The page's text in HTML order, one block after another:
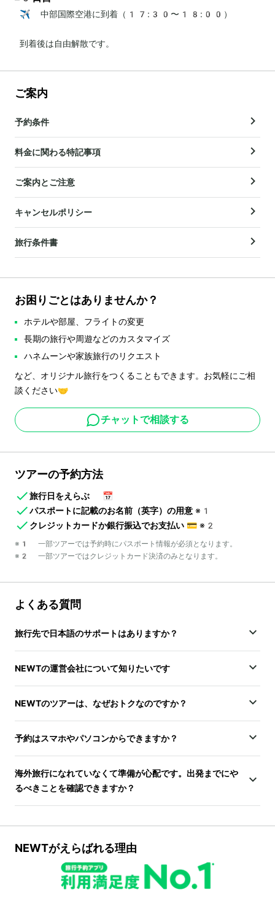
✈️ 中部国際空港に到着（17:30〜18:00）
到着後は自由解散です。
ご案内
予約条件
料金に関わる特記事項
ご案内とご注意
キャンセルポリシー
旅行条件書
お困りごとはありませんか？
ホテルや部屋、フライトの変更
長期の旅行や周遊などのカスタマイズ
ハネムーンや家族旅行のリクエスト
など、オリジナル旅行をつくることもできます。お気軽にご相
談ください🤝
チャットで相談する
ツアーの予約方法
旅行日をえらぶ
📅
パスポートに記載のお名前（英字）の用意 ※1
クレジットカードか銀行振込でお支払い 💳 ※2
※1 一部ツアーでは予約時にパスポート情報が必須となります。
※2 一部ツアーではクレジットカード決済のみとなります。
よくある質問
旅行先で日本語のサポートはありますか？
NEWTの運営会社について知りたいです
NEWTのツアーは、なぜおトクなのですか？
予約はスマホやパソコンからできますか？
海外旅行になれていなくて準備が心配です。出発までにや
るべきことを確認できますか？
NEWTがえらばれる理由